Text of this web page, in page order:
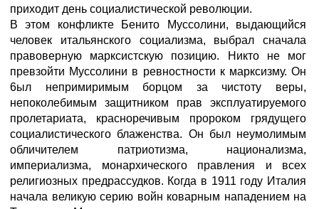
приходит день социалистической революции.
В этом конфликте Бенито Муссолини, выдающийся
человек итальянского социализма, выбрал сначала
правоверную марксистскую позицию. Никто не мог
превзойти Муссолини в ревностности к марксизму. Он
6ыл непримиримым борцом за чистоту веры,
непоколебимым защитником прав эксплуатируемого
пролетариата, красноречивым пророком грядущего
социалистического блаженства. Он был неумолимым
обличителем патриотизма, национализма,
империализма, монархического правления и всех
религиозных предрассудков. Когда в 1911 году Италия
начала великую серию войн коварным нападением на